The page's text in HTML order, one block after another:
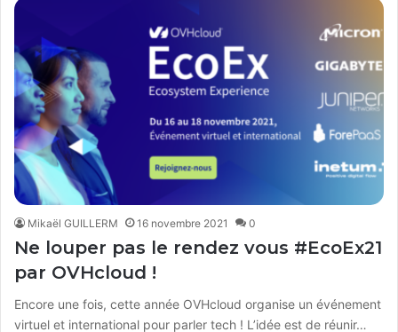
Mikaël GUILLERM 16 novembre 2021 0
Ne louper pas le rendez vous #EcoEx21
par OVHcloud !
Encore une fois, cette année OVHcloud organise un événement
virtuel et international pour parler tech ! L’idée est de réunir…